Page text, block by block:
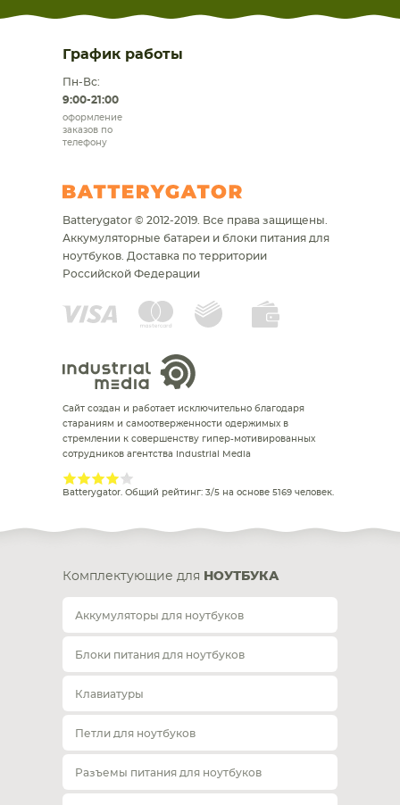
График работы
Пн-Вс:
9:00-21:00
оформление
заказов по
телефону
Batterygator © 2012-2019. Все права защищены.
Аккумуляторные батареи и блоки питания для
ноутбуков. Доставка по территории
Российской Федерации
Сайт создан и работает исключительно благодаря
стараниям и самоотверженности одержимых в
стремлении к совершенству гипер-мотивированных
сотрудников агентства Industrial Media
Batterygator. Общий рейтинг: 3/5 на основе 5169 человек.
Комплектующие для НОУТБУКА
Аккумуляторы для ноутбуков
Блоки питания для ноутбуков
Клавиатуры
Петли для ноутбуков
Разъемы питания для ноутбуков